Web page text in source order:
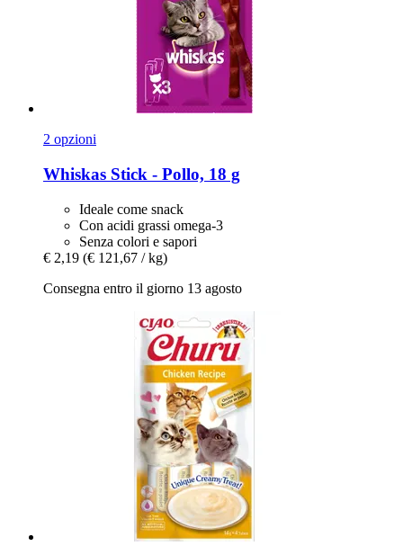
2 opzioni
Whiskas Stick -​ Pollo, 18 g
Ideale come snack
Con acidi grassi omega-3
Senza colori e sapori
€ 2,19 (€ 121,67 / kg)
Consegna entro il giorno 13 agosto